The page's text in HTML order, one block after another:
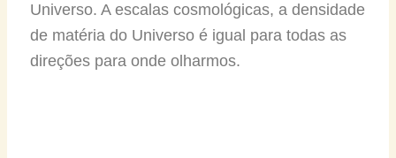
Universo. A escalas cosmológicas, a densidade
de matéria do Universo é igual para todas as
direções para onde olharmos.